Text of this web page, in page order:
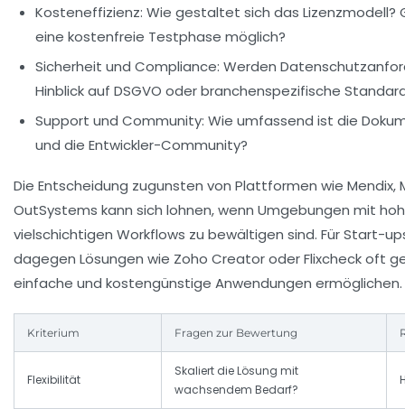
Kosteneffizienz: Wie gestaltet sich das Lizenzmodell?
eine kostenfreie Testphase möglich?
Sicherheit und Compliance: Werden
Hinblick auf DSGVO oder branchenspezifische
Support und Community: Wie umfassend ist die
und die Entwickler-Community?
Die Entscheidung zugunsten von Plattformen wie Mendix,
OutSystems kann sich lohnen, wenn Umgebungen mit
vielschichtigen Workflows zu bewältigen sind. Für Start-
dagegen Lösungen wie Zoho Creator oder Flixcheck oft
einfache und kostengünstige Anwendungen ermöglichen.
Kriterium Fragen zur Bewertung
Flexibilität
Skaliert die Lösung mit
wachsendem Bedarf?